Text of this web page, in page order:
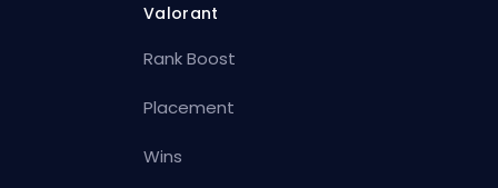
Valorant
Rank Boost
Placement
Wins